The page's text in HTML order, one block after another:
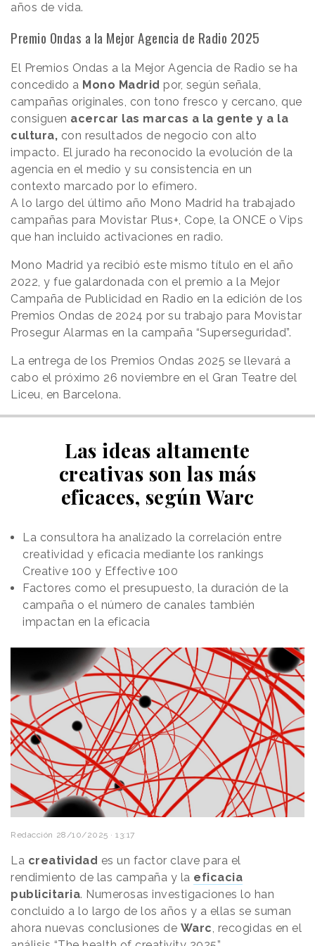
años de vida.
Premio Ondas a la Mejor Agencia de Radio 2025
El Premios Ondas a la Mejor Agencia de Radio se ha
concedido a Mono Madrid por, según señala,
campañas originales, con tono fresco y cercano, que
consiguen acercar las marcas a la gente y a la
cultura, con resultados de negocio con alto
impacto. El jurado ha reconocido la evolución de la
agencia en el medio y su consistencia en un
contexto marcado por lo efímero.
A lo largo del último año Mono Madrid ha trabajado
campañas para Movistar Plus+, Cope, la ONCE o Vips
que han incluido activaciones en radio.
Mono Madrid ya recibió este mismo título en el año
2022, y fue galardonada con el premio a la Mejor
Campaña de Publicidad en Radio en la edición de los
Premios Ondas de 2024 por su trabajo para Movistar
Prosegur Alarmas en la campaña “Superseguridad”.
La entrega de los Premios Ondas 2025 se llevará a
cabo el próximo 26 noviembre en el Gran Teatre del
Liceu, en Barcelona.
Las ideas altamente
creativas son las más
eficaces, según Warc
La consultora ha analizado la correlación entre
creatividad y eficacia mediante los rankings
Creative 100 y Effective 100
Factores como el presupuesto, la duración de la
campaña o el número de canales también
impactan en la eficacia
Redacción 28/10/2025 · 13:17
La creatividad es un factor clave para el
rendimiento de las campaña y la eficacia
publicitaria. Numerosas investigaciones lo han
concluido a lo largo de los años y a ellas se suman
ahora nuevas conclusiones de Warc , recogidas en el